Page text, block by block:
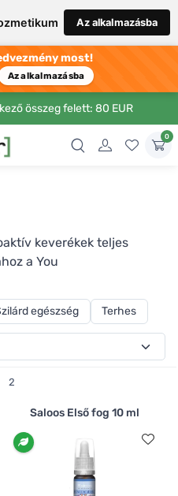
Az alkalmazásba
most!
Az alkalmazásba
összeg felett: 80 EUR
0
keverékek teljes
a You
egészség Terhes
2
Saloos Első fog 10 ml